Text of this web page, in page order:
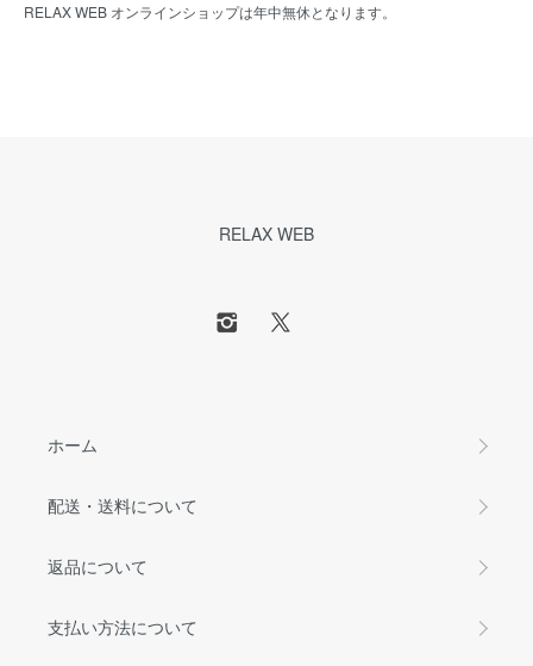
RELAX WEB オンラインショップは年中無休となります。
RELAX WEB
ホーム
配送・送料について
返品について
支払い方法について